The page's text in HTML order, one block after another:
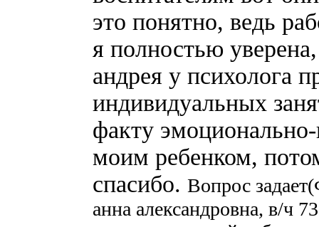
это понятно, ведь
я полностью
андрея у психолога
индивидуальных
факту
моим ребенком,
спасибо. Вопрос
анна александровна, в/ч